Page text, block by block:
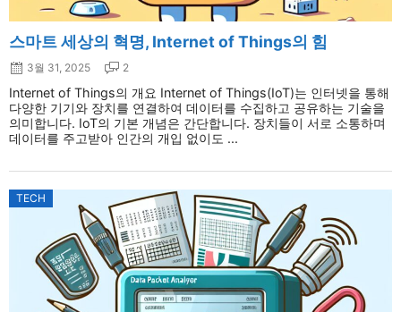
스마트 세상의 혁명, Internet of Things의 힘
3월 31, 2025 2
Internet of Things의 개요 Internet of Things(IoT)는 인터넷을 통해
다양한 기기와 장치를 연결하여 데이터를 수집하고 공유하는 기술을
의미합니다. IoT의 기본 개념은 간단합니다. 장치들이 서로 소통하며
데이터를 주고받아 인간의 개입 없이도 ...
TECH